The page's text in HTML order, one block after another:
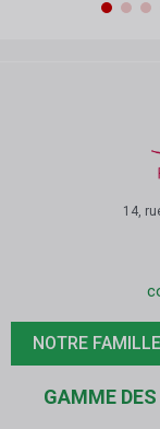
14,
NOTRE
GAMME